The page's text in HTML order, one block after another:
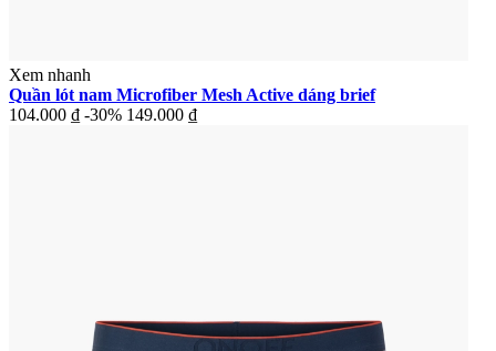
Xem nhanh
Quần lót nam Microfiber Mesh Active dáng brief
104.000 ₫ -30% 149.000 ₫